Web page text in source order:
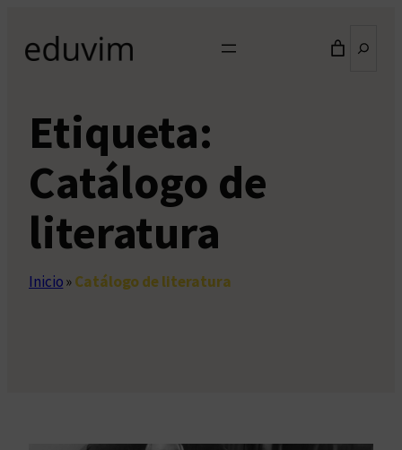
contenido
Etiqueta:
Catálogo de
literatura
Inicio»Catálogo de literatura